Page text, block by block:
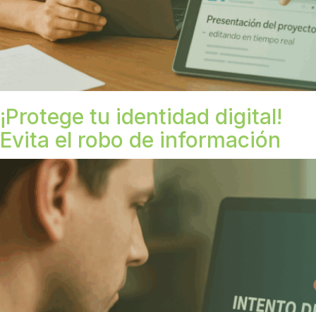
¡Protege tu identidad digital!
Evita el robo de información